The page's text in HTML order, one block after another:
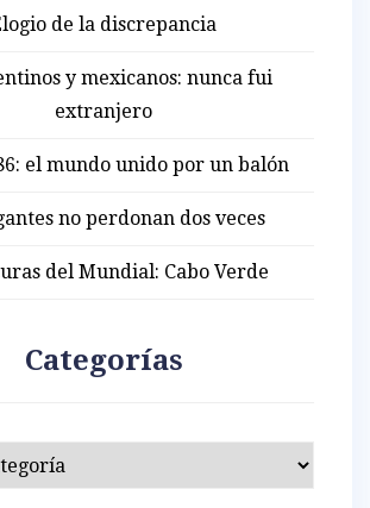
de la discrepancia
y mexicanos: nunca fui
extranjero
el mundo unido por un balón
no perdonan dos veces
del Mundial: Cabo Verde
Categorías